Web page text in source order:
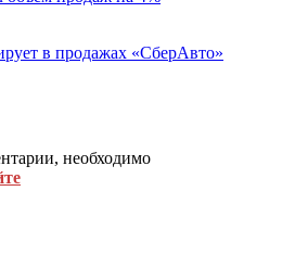
в продажах «СберАвто»
необходимо